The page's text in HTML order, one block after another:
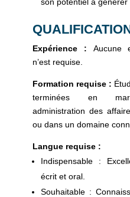
Expérience : Aucune
n’est requise.
Formation requise :
terminées en
administration des
ou dans un domaine
Langue requise :
Indispensable:
écrit et oral.
Souhaitable: